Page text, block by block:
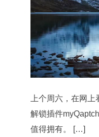
上个周六，在网上
解锁插件
值得拥有。 […]